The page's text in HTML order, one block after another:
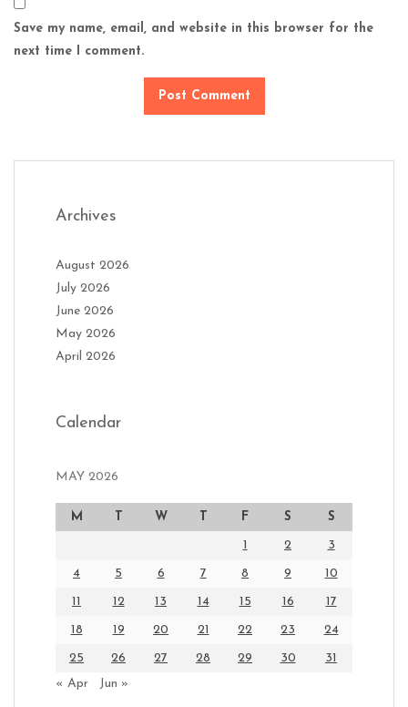
Save my name, email, and website in this browser for the
next time I comment.
Archives
August 2026
July 2026
June 2026
May 2026
April 2026
Calendar
MAY 2026
M W F S S
1 2 3
4 5 6 7 8 9 10
11 12 13 14 15 16 17
18 19 20 21 22 23 24
25 26 27 28 29 30
31
« Apr
Jun »